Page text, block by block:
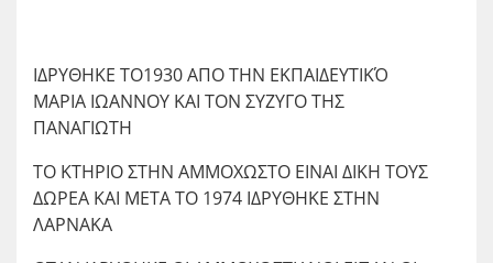
ΙΔΡΥΘΗΚΕ ΤΟ1930 ΑΠΟ ΤΗΝ ΕΚΠΑΙΔΕΥΤΙΚΌ
ΜΑΡΙΑ ΙΩΑΝΝΟΥ ΚΑΙ ΤΟΝ ΣΥΖΥΓΟ ΤΗΣ
ΠΑΝΑΓΙΩΤΗ
ΤΟ ΚΤΗΡΙΟ ΣΤΗΝ ΑΜΜΟΧΩΣΤΟ ΕΙΝΑΙ ΔΙΚΗ ΤΟΥΣ
ΔΩΡΕΑ ΚΑΙ ΜΕΤΑ ΤΟ 1974 ΙΔΡΥΘΗΚΕ ΣΤΗΝ
ΛΑΡΝΑΚΑ